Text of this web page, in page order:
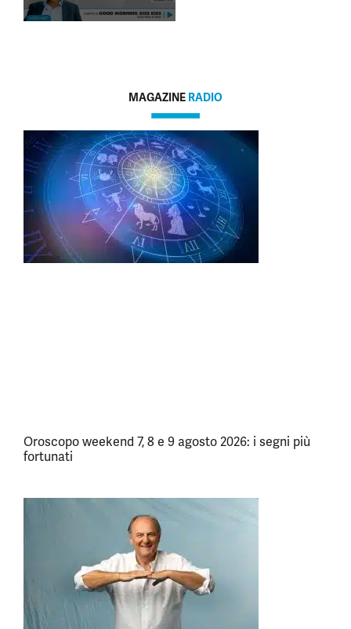
MAGAZINE RADIO
Oroscopo weekend 7, 8 e 9 agosto 2026: i segni più
fortunati